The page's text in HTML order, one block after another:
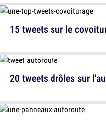
15 tweets sur le
20 tweets drôles sur